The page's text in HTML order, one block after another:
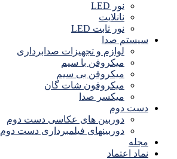
نور LED
نانلایت
نور ثابت LED
سیستم صدا
لوازم و تجهیزات صدابرداری
میکروفن با سیم
میکروفن بی سیم
میکروفون شات گان
میکسر صدا
دست دوم
دوربین های عکاسی دست دوم
دوربینهای فیلمبرداری دست دوم
مجله
نماد اعتماد